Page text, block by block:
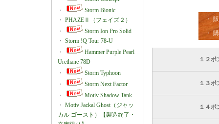
・
Storm Bionic
・ PHAZEⅡ（フェイズ２）
・
Storm Ion Pro Solid
・ Storm !Q Tour 78-U
・
Hammer Purple Pearl
Urethane 78D
・
Storm Typhoon
・
Storm Next Factor
・
Motiv Shadow Tank
・ Motiv Jackal Ghost（ジャッ
カル ゴースト）【製造終了・
・
・
１２ポ
１３ポ
１４ポ